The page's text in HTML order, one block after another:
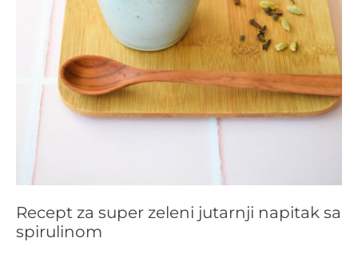
Recept za super zeleni jutarnji napitak sa
spirulinom